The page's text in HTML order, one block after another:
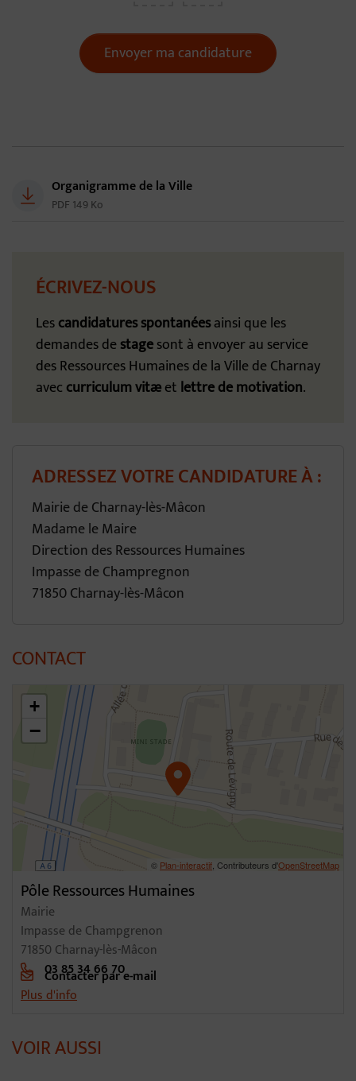
Envoyer ma candidature
TéléchargerOrganigramme de la Ville
PDF 149 Ko
ÉCRIVEZ-NOUS
Lescandidatures spontanéesainsi que les
demandes destagesont à envoyer au service
des Ressources Humaines de la Ville de Charnay
avec curriculum vitæet lettre de motivation.
ADRESSEZ VOTRE CANDIDATURE À :
Mairie de Charnay-lès-Mâcon
Madame le Maire
Direction des Ressources Humaines
Impasse de Champregnon
71850 Charnay-lès-Mâcon
CONTACT
46.31031483109773,4.796480837703209
+
−
© Plan-interactif , Contributeurs d'OpenStreetMap
Pôle Ressources Humaines
Mairie
Impasse de Champgrenon
71850 Charnay-lès-Mâcon
03 85 34 66 70
Contacter par e-mail
Plus d'info
VOIR AUSSI